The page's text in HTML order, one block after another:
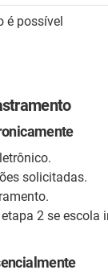
é possível
solicitadas.
2 se escola